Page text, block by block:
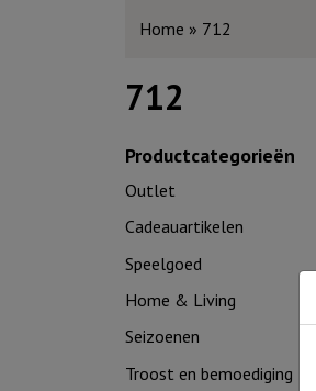
Home » 712
712
Productcategorieën
Outlet
Cadeauartikelen
Speelgoed
Home & Living
Seizoenen
Troost en bemoediging